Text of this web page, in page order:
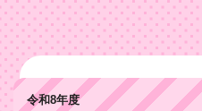
令和8年度